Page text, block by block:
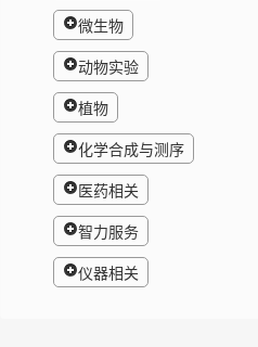
微生物
动物实验
植物
化学合成与测序
医药相关
智力服务
仪器相关